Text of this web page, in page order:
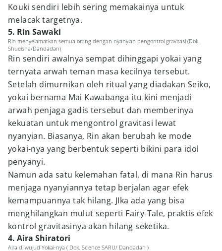
Kouki sendiri lebih sering memakainya untuk
melacak targetnya.
5. Rin Sawaki
Rin menyelamatkan semua orang dengan nyanyian pengontrol gravitasi (Dok.
Shueisha/Dandadan)
Rin sendiri awalnya sempat dihinggapi yokai yang
ternyata arwah teman masa kecilnya tersebut.
Setelah dimurnikan oleh ritual yang diadakan Seiko,
yokai bernama Mai Kawabanga itu kini menjadi
arwah penjaga gadis tersebut dan memberinya
kekuatan untuk mengontrol gravitasi lewat
nyanyian. Biasanya, Rin akan berubah ke mode
yokai-nya yang berbentuk seperti bikini para idol
penyanyi.
Namun ada satu kelemahan fatal, di mana Rin harus
menjaga nyanyiannya tetap berjalan agar efek
kemampuannya tak hilang. JIka ada yang bisa
menghilangkan mulut seperti Fairy-Tale, praktis efek
kontrol gravitasinya akan hilang seketika.
4. Aira Shiratori
Aira di wujud Yokai-nya ( Dok. Science SARU/ Dandadan )